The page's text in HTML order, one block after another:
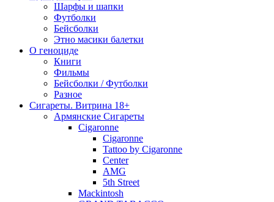
Шарфы и шапки
Футболки
Бейсболки
Этно масики балетки
О геноциде
Книги
Фильмы
Бейсболки / Футболки
Разное
Сигареты. Витрина 18+
Армянские Сигареты
Cigaronne
Cigaronne
Tattoo by Cigaronne
Center
AMG
5th Street
Mackintosh